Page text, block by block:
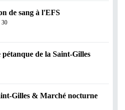
BAFA ? Les
!
pratique BAFA (Brevet
?...
de sang à l'EFS
30
pétanque de la Saint-Gilles
Gilles & Marché nocturne